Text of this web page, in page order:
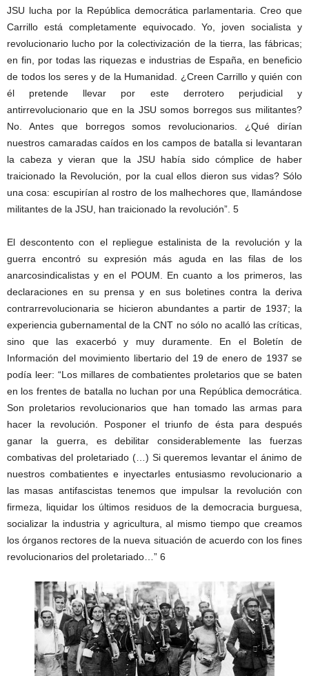
JSU lucha por la República democrática parlamentaria. Creo que
Carrillo está completamente equivocado. Yo, joven socialista y
revolucionario lucho por la colectivización de la tierra, las fábricas;
en fin, por todas las riquezas e industrias de España, en beneficio
de todos los seres y de la Humanidad. ¿Creen Carrillo y quién con
él pretende llevar por este derrotero perjudicial y
antirrevolucionario que en la JSU somos borregos sus militantes?
No. Antes que borregos somos revolucionarios. ¿Qué dirían
nuestros camaradas caídos en los campos de batalla si levantaran
la cabeza y vieran que la JSU había sido cómplice de haber
traicionado la Revolución, por la cual ellos dieron sus vidas? Sólo
una cosa: escupirían al rostro de los malhechores que, llamándose
militantes de la JSU, han traicionado la revolución”. 5
El descontento con el repliegue estalinista de la revolución y la
guerra encontró su expresión más aguda en las filas de los
anarcosindicalistas y en el POUM. En cuanto a los primeros, las
declaraciones en su prensa y en sus boletines contra la deriva
contrarrevolucionaria se hicieron abundantes a partir de 1937; la
experiencia gubernamental de la CNT no sólo no acalló las críticas,
sino que las exacerbó y muy duramente. En el Boletín de
Información del movimiento libertario del 19 de enero de 1937 se
podía leer: “Los millares de combatientes proletarios que se baten
en los frentes de batalla no luchan por una República democrática.
Son proletarios revolucionarios que han tomado las armas para
hacer la revolución. Posponer el triunfo de ésta para después
ganar la guerra, es debilitar considerablemente las fuerzas
combativas del proletariado (…) Si queremos levantar el ánimo de
nuestros combatientes e inyectarles entusiasmo revolucionario a
las masas antifascistas tenemos que impulsar la revolución con
firmeza, liquidar los últimos residuos de la democracia burguesa,
socializar la industria y agricultura, al mismo tiempo que creamos
los órganos rectores de la nueva situación de acuerdo con los fines
revolucionarios del proletariado…” 6